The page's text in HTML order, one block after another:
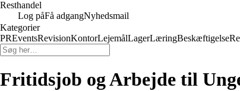
Resthandel
Log påFå adgangNyhedsmail
Kategorier
PREventsRevisionKontorLejemålLagerLæringBeskæftigelse
Fritidsjob og Arbejde til